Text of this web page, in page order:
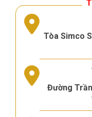
Tòa Simco
Đường